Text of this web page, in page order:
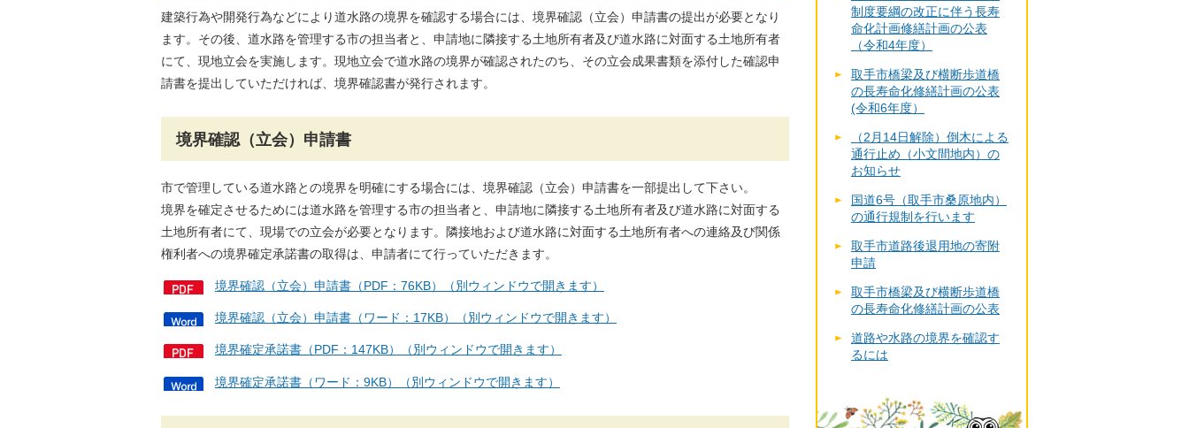
建築行為や開発行為などにより道水路の境界を確認する場合には、境界確認（立会）申請書の提出が必要となり
ます。その後、道水路を管理する市の担当者と、申請地に隣接する土地所有者及び道水路に対面する土地所有者
にて、現地立会を実施します。現地立会で道水路の境界が確認されたのち、その立会成果書類を添付した確認申
請書を提出していただければ、境界確認書が発行されます。
境界確認（立会）申請書
市で管理している道水路との境界を明確にする場合には、境界確認（立会）申請書を一部提出して下さい。
境界を確定させるためには道水路を管理する市の担当者と、申請地に隣接する土地所有者及び道水路に対面する
土地所有者にて、現場での立会が必要となります。隣接地および道水路に対面する土地所有者への連絡及び関係
権利者への境界確定承諾書の取得は、申請者にて行っていただきます。
境界確認（立会）申請書（PDF：76KB）（別ウィンドウで開きます）
境界確認（立会）申請書（ワード：17KB）（別ウィンドウで開きます）
境界確定承諾書（PDF：147KB）（別ウィンドウで開きます）
境界確定承諾書（ワード：9KB）（別ウィンドウで開きます）
制度要綱の改正に伴う長寿
命化計画修繕計画の公表
（令和4年度）
取手市橋梁及び横断歩道橋
の長寿命化修繕計画の公表
(令和6年度）
（2月14日解除）倒木による
通行止め（小文間地内）の
お知らせ
国道6号（取手市桑原地内）
の通行規制を行います
取手市道路後退用地の寄附
申請
取手市橋梁及び横断歩道橋
の長寿命化修繕計画の公表
道路や水路の境界を確認す
るには